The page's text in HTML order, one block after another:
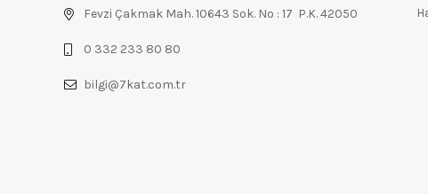
Fevzi Çakmak Mah. 10643 Sok. No : 17 P.K. 42050
0 332 233 80 80
bilgi@7kat.com.tr